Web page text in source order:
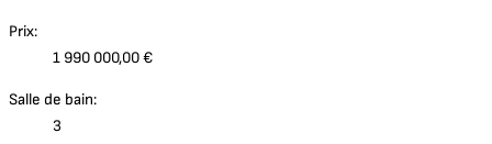
Prix:
1 990 000,00 €
Salle de bain:
3